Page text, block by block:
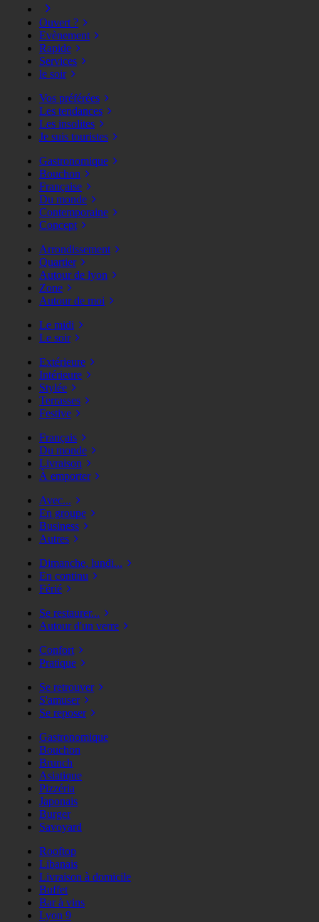
Ouvert ?
Evènement
Rapide
Services
le soir
Vos préférées
Les tendances
Les insolites
Je suis touristes
Gastronomique
Bouchon
Française
Du monde
Contemporaine
Concept
Arrondissement
Quartier
Autour de lyon
Zone
Autour de moi
Le midi
Le soir
Extérieure
Intérieure
Stylée
Terrasses
Festive
Français
Du monde
Livraison
À emporter
Avec...
En groupe
Business
Autres
Dimanche, lundi...
En continu
Férié
Se restaurer...
Autour d'un verre
Confort
Pratique
Se retrouver
S'amuser
Se reposer
Gastronomique
Bouchon
Brunch
Asiatique
Pizzéria
Japonais
Burger
Savoyard
Rooftop
Libanais
Livraison à domicile
Buffet
Bar à vins
Lyon 9